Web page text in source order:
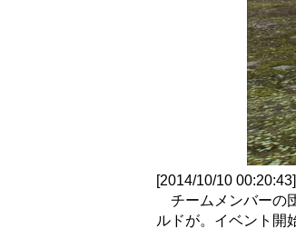
[2014/10/10
チームメンバーの
ルドが。イベント開